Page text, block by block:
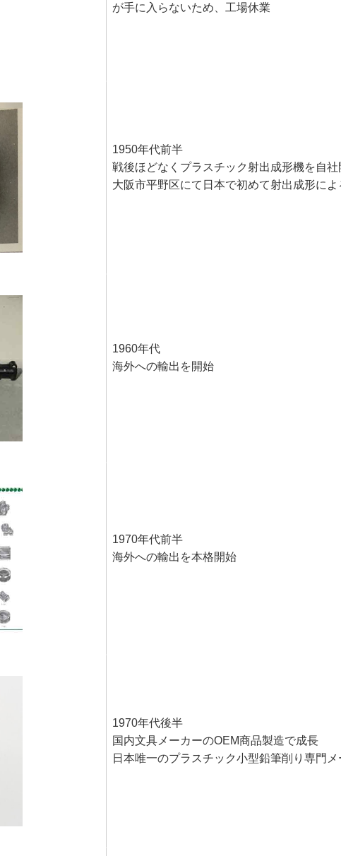
が手に入らないため、工場休業
1950年代前半
戦後ほどなくプラスチック射出成形機を自社
大阪市平野区にて日本で初めて射出成形に
1960年代
海外への輸出を開始
1970年代前半
海外への輸出を本格開始
1970年代後半
国内文具メーカーのOEM商品製造で成長
日本唯一のプラスチック小型鉛筆削り専門メ